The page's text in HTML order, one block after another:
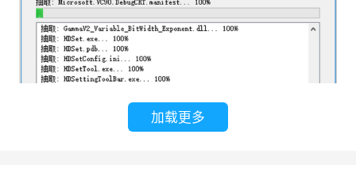
R500：推荐256*128，室内模组带载长度适当缩
小;R501：推荐256*256，室内模组带载长度适当
缩小;R5018：推荐256*256，室内模组带载长度
5、灰度HD-A30/HD-A30+ 异步大屏发送卡
加载更多